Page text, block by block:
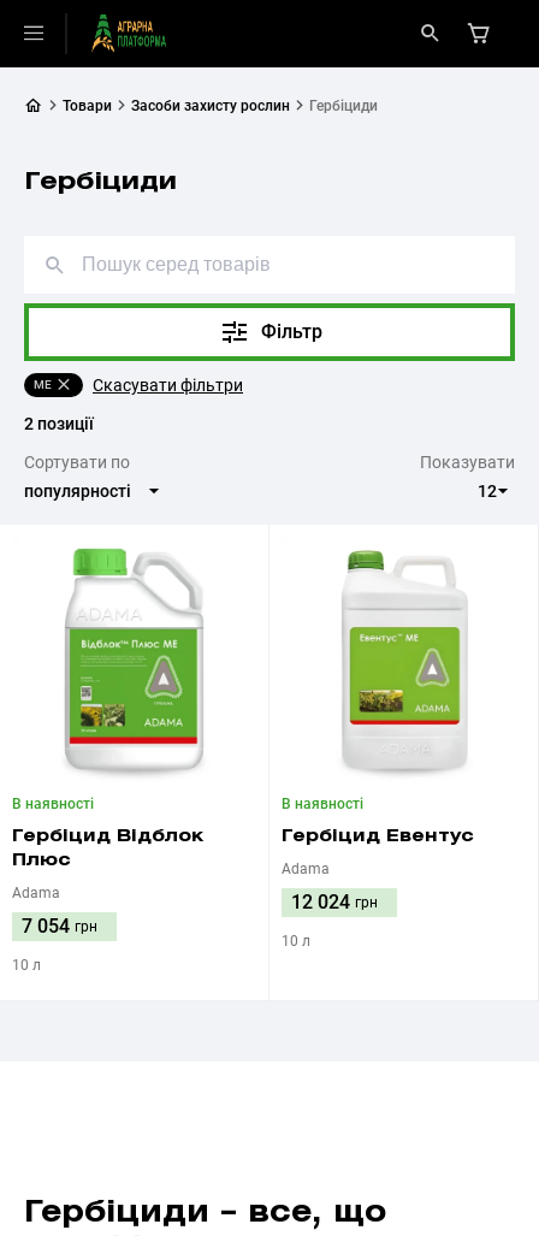
Товари Засоби захисту рослин Гербіциди
Гербіциди
МЕ Скасувати фільтри
Фільтр
2 позиції
Cортувати по
Показувати
В наявності
Гербіцид Відблок
Плюс
Adama
7 054 грн
10 л
В наявності
Гербіцид Евентус
Adama
12 024 грн
10 л
Гербіциди – все, що